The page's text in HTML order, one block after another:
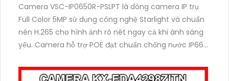
Camera VSC-IP0650R-PSLPT là dòng camera IP trụ
Full Color 5MP sử dụng công nghệ Starlight và chuẩn
nén H.265 cho hình ảnh rõ nét ngay cả khi ánh sáng
yếu. Camera hỗ trợ POE đạt chuẩn chống nước IP66
giúp chống ngược sáng hiệu quả. Với khả năng nhận